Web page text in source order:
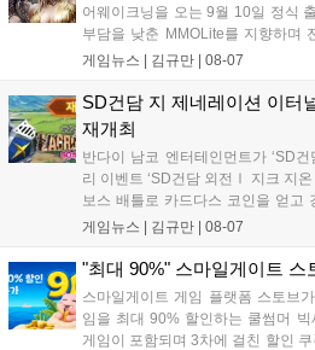
어웨이크닝을 오는 9월 10일 정식
부담을 낮춘 MMOLite를 지향하며
특징으로 합니다. 현재 공식 홈페이
니다. 또한 카카오톡 채널 추가 시
킨, 경품 이벤트 등 풍성한 혜택을
으고 있습니다....
게임뉴스 | 김규만 08-07
SD건담 지 제네레이션 이터
재개최
반다이 남코 엔터테인먼트가 ‘SD
리 이벤트 ‘SD건담 외전Ⅰ 지크 지
보스 배틀로 카드다스 코인을 얻고
담을 획득할 수 있다. 로그인 보너스
원 증정한다. 또한 9월 30일까지 공
할 수 있다....
게임뉴스 | 김규만 08-07
"최대 90%" 스마일게이트 스
스마일게이트 게임 플랫폼 스토브
임을 최대 90% 할인하는 쿨썸머
게임이 포함되며 3차에 걸친 할인